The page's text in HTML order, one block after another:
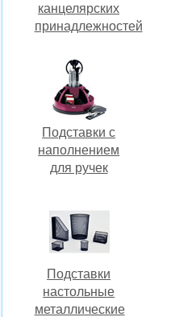
канцелярских
принадлежностей
Подставки с
наполнением
для ручек
Подставки
настольные
металлические